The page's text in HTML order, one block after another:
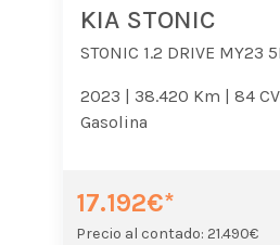
KIA STONIC
STONIC 1.2 DRIVE MY23
2023 | 38.420 Km | 84 CV |
Gasolina
17.192€*
Precio al contado: 21.490€